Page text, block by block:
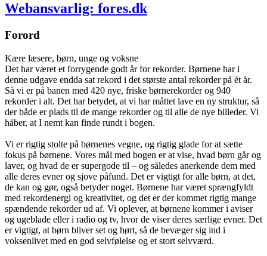
Webansvarlig: fores.dk
Forord
Kære læsere, børn, unge og voksne
Det har været et forrygende godt år for rekorder. Børnene har i
denne udgave endda sat rekord i det største antal rekorder på ét år.
Så vi er på banen med 420 nye, friske børnerekorder og 940
rekorder i alt. Det har betydet, at vi har måttet lave en ny struktur, så
der både er plads til de mange rekorder og til alle de nye billeder. Vi
håber, at I nemt kan finde rundt i bogen.
Vi er rigtig stolte på børnenes vegne, og rigtig glade for at sætte
fokus på børnene. Vores mål med bogen er at vise, hvad børn går og
laver, og hvad de er supergode til – og således anerkende dem med
alle deres evner og sjove påfund. Det er vigtigt for alle børn, at det,
de kan og gør, også betyder noget. Børnene har været sprængfyldt
med rekordenergi og kreativitet, og det er der kommet rigtig mange
spændende rekorder ud af. Vi oplever, at børnene kommer i aviser
og ugeblade eller i radio og tv, hvor de viser deres særlige evner. Det
er vigtigt, at børn bliver set og hørt, så de bevæger sig ind i
voksenlivet med en god selvfølelse og et stort selvværd.